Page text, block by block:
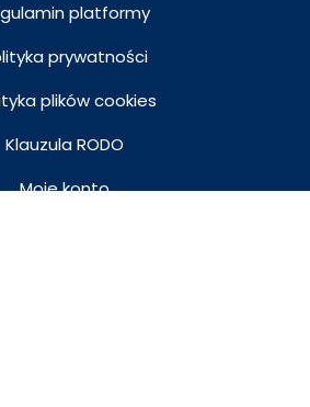
platformy
prywatności
plików cookies
Klauzula RODO
Moje konto